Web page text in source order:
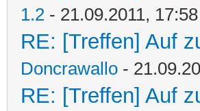
1.2 - 21.09.2011, 17:58
RE: [Treffen] Auf
Doncrawallo -
RE: [Treffen] Auf